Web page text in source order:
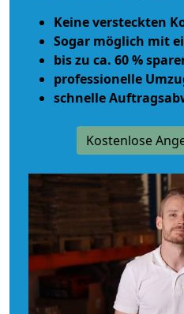
Keine versteckten
Sogar möglich mit
bis zu ca. 60 %
professionelle
schnelle
Kostenlose